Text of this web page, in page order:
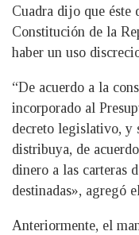
Cuadra dijo que éste
Constitución de la
haber un uso
“De acuerdo a la
incorporado al
decreto legislativo, y
distribuya, de
dinero a las carteras
destinadas», agregó
Anteriormente, el